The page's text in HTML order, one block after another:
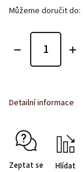
Můžeme doručit do:
Detailní informace
Zeptat se Hlídat